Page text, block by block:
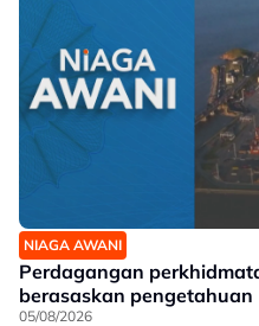
NIAGA AWANI
Perdagangan
berasaskan pengetahuan
05/08/2026